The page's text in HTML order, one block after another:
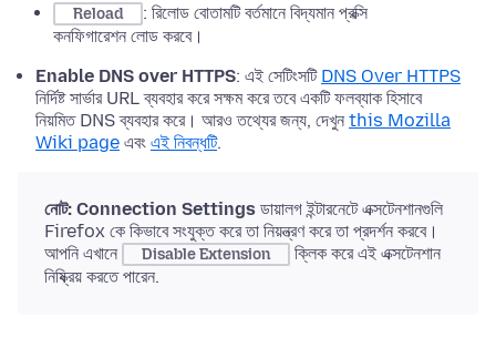
Reload
: রিলোড বোতামটি বর্তমানে বিদ্যমান প্রক্সি
কনফিগারেশন লোড করবে।
Enable DNS over HTTPS: এই সেটিংসটি DNS Over HTTPS
নির্দিষ্ট সার্ভার URL ব্যবহার করে সক্ষম করে তবে একটি ফলব্যাক হিসাবে
নিয়মিত DNS ব্যবহার করে। আরও তথ্যের জন্য, দেখুন this Mozilla
Wiki page এবং এই নিবন্ধটি.
নোট: Connection Settings ডায়ালগ ইন্টারনেটে এক্সটেনশানগুলি
Firefox কে কিভাবে সংযুক্ত করে তা নিয়ন্ত্রণ করে তা প্রদর্শন করবে।
আপনি এখানে
Disable Extension
ক্লিক করে এই এক্সটেনশান
নিষ্ক্রিয় করতে পারেন.